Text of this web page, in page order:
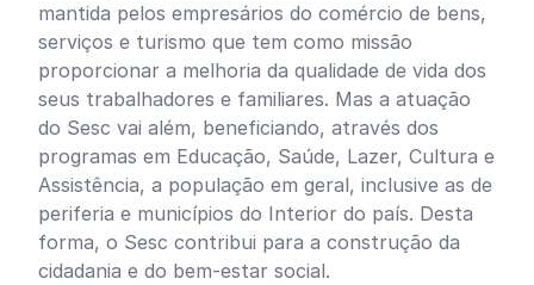
mantida pelos empresários do comércio de bens,
serviços e turismo que tem como missão
proporcionar a melhoria da qualidade de vida dos
seus trabalhadores e familiares. Mas a atuação
do Sesc vai além, beneficiando, através dos
programas em Educação, Saúde, Lazer, Cultura e
Assistência, a população em geral, inclusive as de
periferia e municípios do Interior do país. Desta
forma, o Sesc contribui para a construção da
cidadania e do bem-estar social.